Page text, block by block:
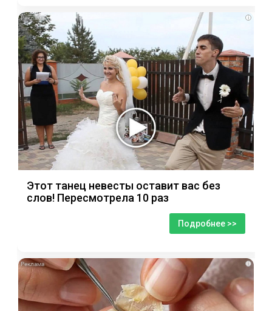
i
Этот танец невесты оставит вас без
слов! Пересмотрела 10 раз
Подробнее >>
i